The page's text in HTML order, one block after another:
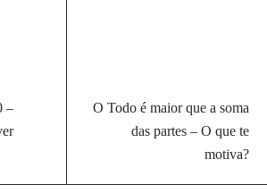
–
O Todo é maior que a soma
das partes – O que te
motiva?